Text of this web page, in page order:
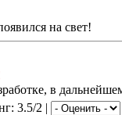
на свет!
в
3.5/2 |